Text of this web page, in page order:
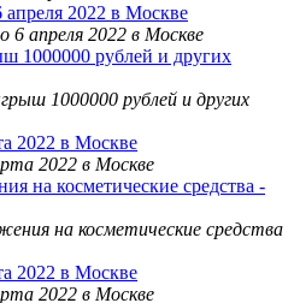
апреля 2022 в Москве
1000000 рублей и других
2022 в Москве
на косметические средства -
2022 в Москве